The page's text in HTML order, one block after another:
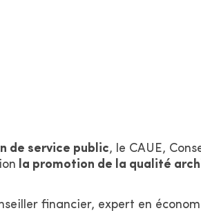
de service public, le CAUE,
la promotion de la qualité
financier, expert en